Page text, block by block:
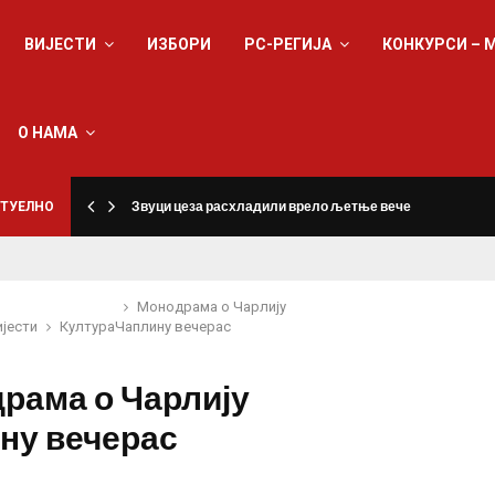
ВИЈЕСТИ ИЗБОРИ РС-РЕГИЈА КОНКУРСИ –
О НАМА
Звуци цеза расхладили врело љетње вече
Култура
Монодрама о Чарлију
Чаплину вечерас
о Чарлију
вечерас